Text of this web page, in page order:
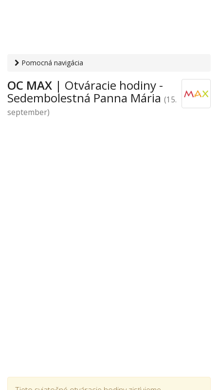
Pomocná navigácia
zábavné centrá
›Sedembolestná Panna Mária › OC MAX
OC MAX | Otváracie hodiny -
Sedembolestná Panna Mária (15.
september)